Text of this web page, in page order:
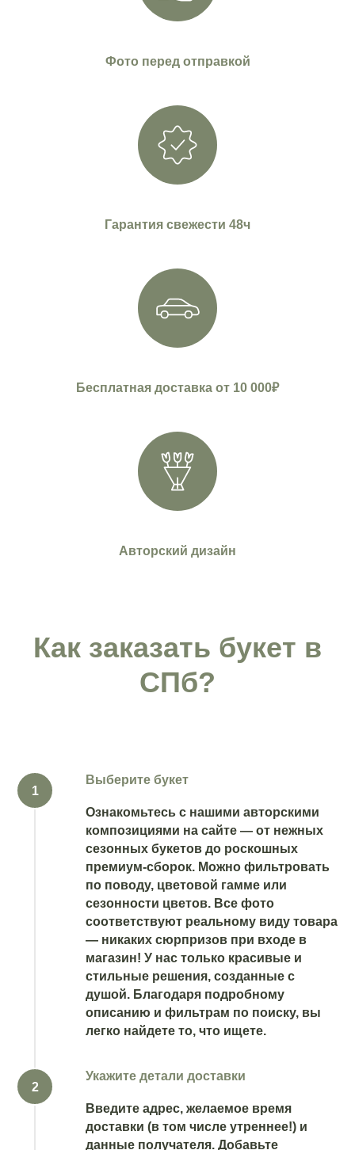
Фото перед отправкой
Гарантия свежести 48ч
Бесплатная доставка от 10 000₽
Авторский дизайн
Как заказать букет в
СПб?
Выберите букет
Ознакомьтесь с нашими авторскими
композициями на сайте — от нежных
сезонных букетов до роскошных
премиум-сборок. Можно фильтровать
по поводу, цветовой гамме или
сезонности цветов. Все фото
соответствуют реальному виду товара
— никаких сюрпризов при входе в
магазин! У нас только красивые и
стильные решения, созданные с
душой. Благодаря подробному
описанию и фильтрам по поиску, вы
легко найдете то, что ищете.
Укажите детали доставки
Введите адрес, желаемое время
доставки (в том числе утреннее!) и
данные получателя. Добавьте